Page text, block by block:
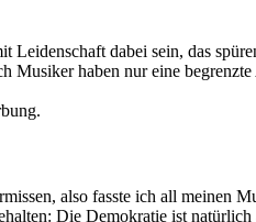
dabei sein, das
haben nur eine
also fasste ich all meinen
Die Demokratie ist